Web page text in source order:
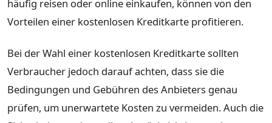
häufig reisen oder online einkaufen, können von den
Vorteilen einer kostenlosen Kreditkarte profitieren.
Bei der Wahl einer kostenlosen Kreditkarte sollten
Verbraucher jedoch darauf achten, dass sie die
Bedingungen und Gebühren des Anbieters genau
prüfen, um unerwartete Kosten zu vermeiden. Auch die